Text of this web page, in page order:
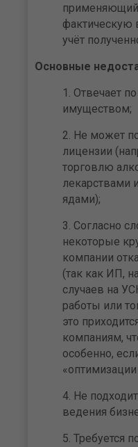
фактическую
учёт
Основные
Отвечает
имуществом;
Не может
лицензии
торговлю
лекарствами
ядами);
Согласно
некоторые
компании
(так как ИП,
случаев на
работы или
это
компаниям,
особенно,
Не
ведения
Требуется